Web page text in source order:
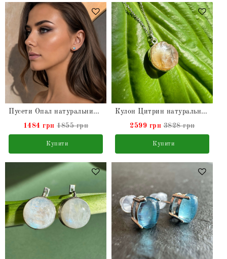
Пусети Опал натуральний ефіопський
1484 грн 1855 грн
Купити
Кулон Цитрин натуральний в сріблі
2599 грн 3828 грн
Купити